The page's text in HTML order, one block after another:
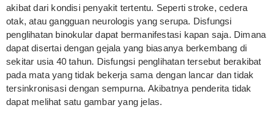
akibat dari kondisi penyakit tertentu. Seperti stroke, cedera
otak, atau gangguan neurologis yang serupa. Disfungsi
penglihatan binokular dapat bermanifestasi kapan saja. Dimana
dapat disertai dengan gejala yang biasanya berkembang di
sekitar usia 40 tahun. Disfungsi penglihatan tersebut berakibat
pada mata yang tidak bekerja sama dengan lancar dan tidak
tersinkronisasi dengan sempurna. Akibatnya penderita tidak
dapat melihat satu gambar yang jelas.